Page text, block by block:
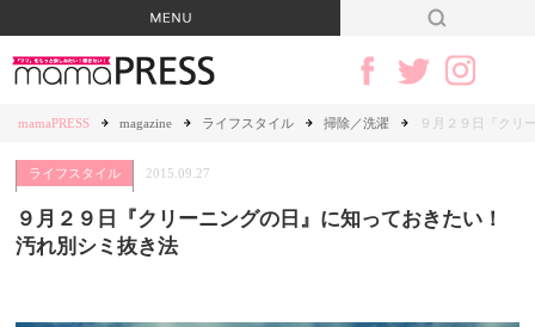
mamaPRESS magazine ライフスタイル 掃除／洗濯 ９月２９日『クリ
ライフスタイル 2015.09.27
９月２９日『クリーニングの日』に知っておきたい！
汚れ別シミ抜き法